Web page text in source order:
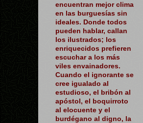
encuentran mejor clima
en las burguesías sin
ideales. Donde todos
pueden hablar, callan
los ilustrados; los
enriquecidos prefieren
escuchar a los más
viles envainadores.
Cuando el ignorante se
cree igualado al
estudioso, el bribón al
apóstol, el boquirroto
al elocuente y el
burdégano al digno, la